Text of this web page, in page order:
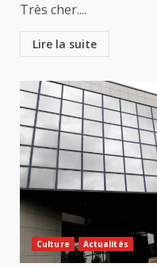
Très cher....
Lire la suite
Culture Actualités